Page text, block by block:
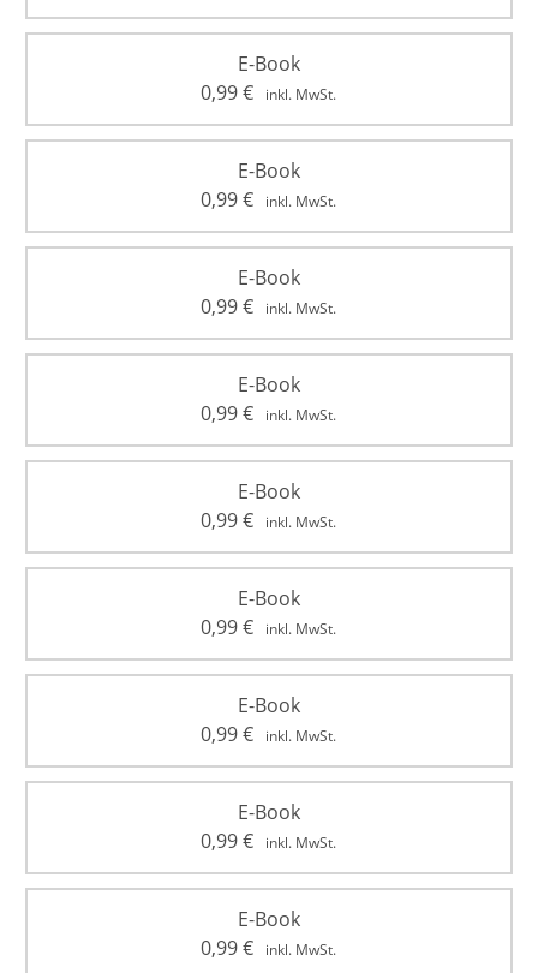
E-Book
0,99€ inkl. MwSt.
E-Book
0,99€ inkl. MwSt.
E-Book
0,99€ inkl. MwSt.
E-Book
0,99€ inkl. MwSt.
E-Book
0,99€ inkl. MwSt.
E-Book
0,99€ inkl. MwSt.
E-Book
0,99€ inkl. MwSt.
E-Book
0,99€ inkl. MwSt.
E-Book
0,99€ inkl. MwSt.